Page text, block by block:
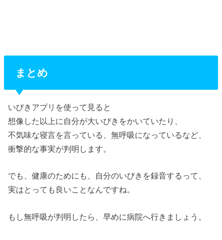
まとめ
いびきアプリを使って見ると
想像した以上に自分が大いびきをかいていたり、
不気味な寝言を言っている、無呼吸になっているなど、
衝撃的な事実が判明します。
でも、健康のためにも、自分のいびきを録音するって、
実はとっても良いことなんですね。
もし無呼吸が判明したら、早めに病院へ行きましょう。